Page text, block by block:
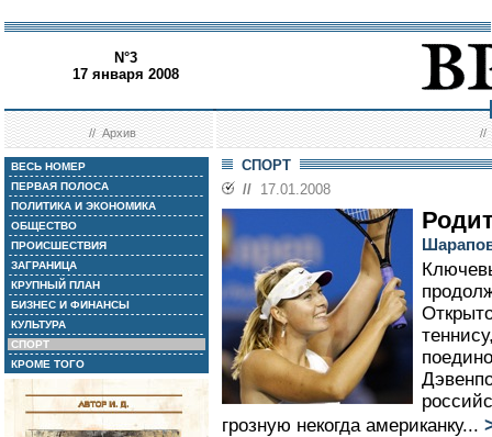
N°3
17 января 2008
//Архив //
ВЕСЬ НОМЕР
ПЕРВАЯ ПОЛОСА
ПОЛИТИКА И ЭКОНОМИКА
ОБЩЕСТВО
ПРОИСШЕСТВИЯ
ЗАГРАНИЦА
КРУПНЫЙ ПЛАН
БИЗНЕС И ФИНАНСЫ
КУЛЬТУРА
СПОРТ
КРОМЕ ТОГО
СПОРТ
// 17.01.2008
грозную некогда американку...